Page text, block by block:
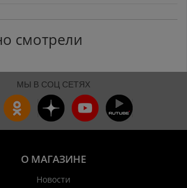
смотрели
МЫ В СОЦ СЕТЯХ
О МАГАЗИНЕ
Новости